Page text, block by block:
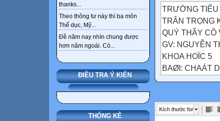
thanks...
Theo thông tư này thì ba môn
Thể dục, Mỹ...
Đề năm nay nhìn chung được
hơn năm ngoái. Có...
ĐIỀU TRA Ý KIẾN
THỐNG KÊ
TRƯỜNG
TRÂN TRỌNG
QUÝ THẦY CÔ
GV: NGUYỄN
KHOA HOÏC 5
BAØI: CHAÁT
Chọn câu trả lời
A) Đàn hồi tốt.
B) Ít bị biến đổi
Kích thước font